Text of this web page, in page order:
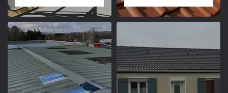
Charpentier 51
Changement de
velux 51